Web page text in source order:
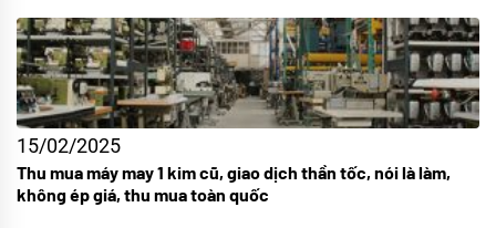
15/02/2025
Thu mua máy may 1 kim cũ, giao dịch thần tốc, nói là làm,
không ép giá, thu mua toàn quốc